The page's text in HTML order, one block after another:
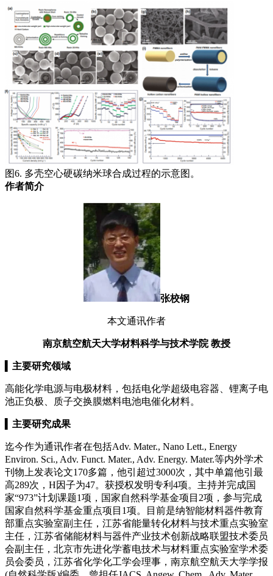
图6. 多壳空心硬碳纳米球合成过程的示意图。
作者简介
张校钢
本文通讯作者
南京航空航天大学材料科学与技术学院教授
主要研究领域
高能化学电源与电极材料，包括电化学超级电容器、锂离子电
池正负极、质子交换膜燃料电池电催化材料。
主要研究成果
迄今作为通讯作者在包括Adv. Mater., Nano Lett., Energy
Environ. Sci., Adv. Funct. Mater., Adv. Energy. Mater.等内外学术
刊物上发表论文170多篇，他引超过3000次，其中单篇他引最
高289次，H因子为47。获授权发明专利4项。主持并完成国
家“973”计划课题1项，国家自然科学基金项目2项，参与完成
国家自然科学基金重点项目1项。目前是纳智能材料器件教育
部重点实验室副主任，江苏省能量转化材料与技术重点实验室
主任，江苏省储能材料与器件产业技术创新战略联盟技术委员
会副主任，北京市先进化学蓄电技术与材料重点实验室学术委
员会委员，江苏省化学化工学会理事，南京航空航天大学学报